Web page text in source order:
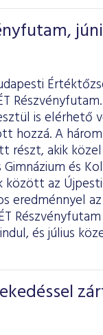
is elérhető
hozzá. A
akik
és
az
eredménnyel
és július